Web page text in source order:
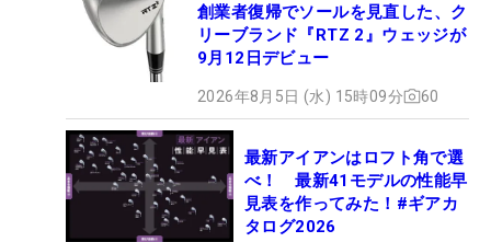
創業者復帰でソールを見直した、ク
リーブランド『RTZ 2』ウェッジが
9月12日デビュー
2026年8月5日 (水) 15時09分 60
最新アイアンはロフト角で選
べ！ 最新41モデルの性能早
見表を作ってみた！#ギアカ
タログ2026